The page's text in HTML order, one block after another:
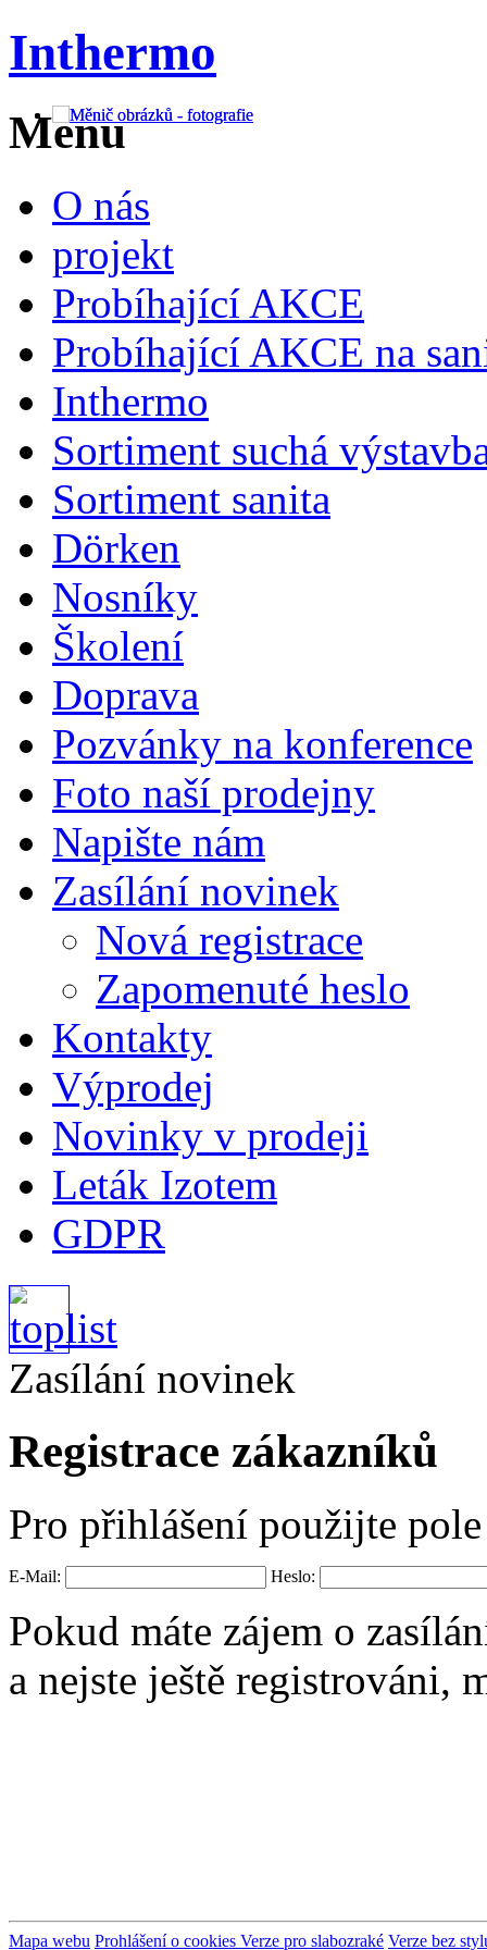
Inthermo
Menu
O nás
projekt
Probíhající AKCE
Probíhající AKCE na
Inthermo
Sortiment suchá
Sortiment sanita
Dörken
Nosníky
Školení
Doprava
Pozvánky na konference
Foto naší prodejny
Napište nám
Zasílání novinek
Nová registrace
Zapomenuté heslo
Kontakty
Výprodej
Novinky v prodeji
Leták Izotem
GDPR
Zasílání novinek
Registrace zákazníků
Pro přihlášení použijte
E-Mail: Heslo:
Pokud máte zájem o
a nejste ještě registrováni,
Mapa webu Prohlášení o cookies Verze pro slabozraké Verze bez